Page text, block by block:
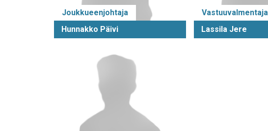
Joukkueenjohtaja
Hunnakko Päivi
Vastuuvalmentaja
Lassila Jere